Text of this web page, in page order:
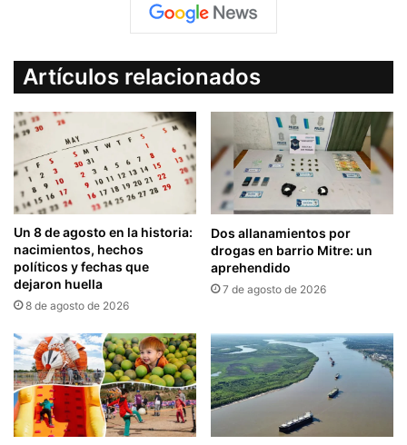
Artículos relacionados
Un 8 de agosto en la historia:
nacimientos, hechos
políticos y fechas que
dejaron huella
8 de agosto de 2026
Dos allanamientos por
drogas en barrio Mitre: un
aprehendido
7 de agosto de 2026